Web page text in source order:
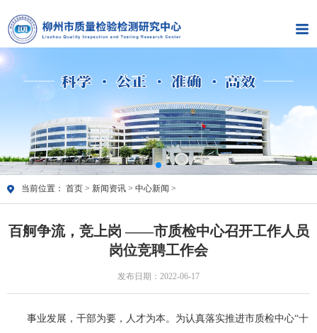
当前位置： 首页 > 新闻资讯 > 中心新闻 >
百舸争流，竞上岗 ——市质检中心召开工作人员
岗位竞聘工作会
发布日期：2022-06-17
事业发展，干部为要，人才为本。为认真落实推进市质检中心“十